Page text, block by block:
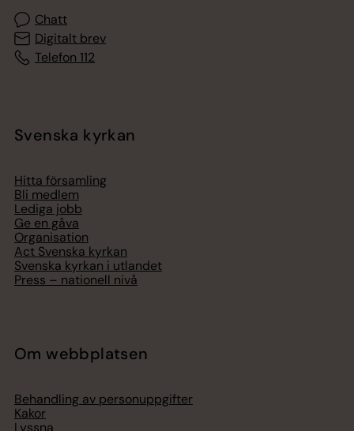
Chatt
Digitalt brev
Telefon 112
Svenska kyrkan
Hitta församling
Bli medlem
Lediga jobb
Ge en gåva
Organisation
Act Svenska kyrkan
Svenska kyrkan i utlandet
Press – nationell nivå
Om webbplatsen
Behandling av personuppgifter
Kakor
Lyssna